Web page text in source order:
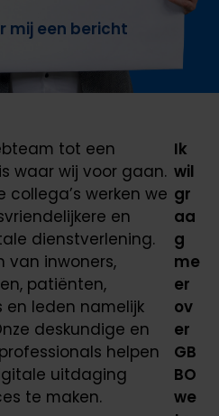
mij een bericht
tot een
waar wij voor gaan.
collega’s werken we
en
dienstverlening.
van inwoners,
patiënten,
en leden namelijk
deskundige en
helpen
uitdaging
te maken.
Ik
wil
gr
aa
g
me
er
ov
er
GB
BO
we